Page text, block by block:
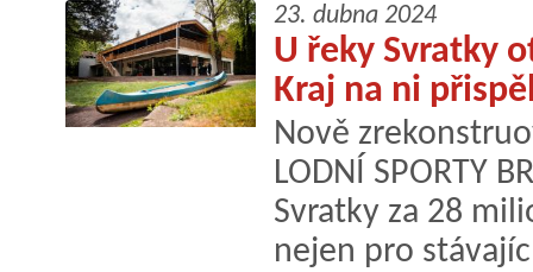
23. dubna 2024
U řeky Svratky
Kraj na ni
Nově
LODNÍ SPORTY
Svratky za 28
nejen pro